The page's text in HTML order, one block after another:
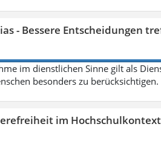
- Bessere Entscheidungen
im dienstlichen Sinne gilt als
besonders zu berücksichtigen.
im